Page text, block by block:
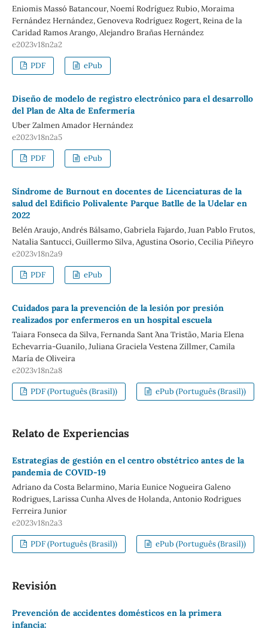
Eniomis Massó Batancour, Noemí Rodríguez Rubio, Moraima
Fernández Hernández, Genoveva Rodríguez Rogert, Reina de la
Caridad Ramos Arango, Alejandro Brañas Hernández
e2023v18n2a2
PDF ePub
Diseño de modelo de registro electrónico para el desarrollo
del Plan de Alta de Enfermería
Uber Zalmen Amador Hernández
e2023v18n2a5
PDF ePub
Síndrome de Burnout en docentes de Licenciaturas de la
salud del Edificio Polivalente Parque Batlle de la Udelar en
2022
Belén Araujo, Andrés Bálsamo, Gabriela Fajardo, Juan Pablo Frutos,
Natalia Santucci, Guillermo Silva, Agustina Osorio, Cecilia Piñeyro
e2023v18n2a9
PDF ePub
Cuidados para la prevención de la lesión por presión
realizados por enfermeros en un hospital escuela
Taiara Fonseca da Silva, Fernanda Sant ́Ana Tristão, Maria Elena
Echevarria-Guanilo, Juliana Graciela Vestena Zillmer, Camila
María de Oliveira
e2023v18n2a8
PDF (Português (Brasil)) ePub (Português (Brasil))
Relato de Experiencias
Estrategias de gestión en el centro obstétrico antes de la
pandemia de COVID-19
Adriano da Costa Belarmino, Maria Eunice Nogueira Galeno
Rodrigues, Larissa Cunha Alves de Holanda, Antonio Rodrigues
Ferreira Junior
e2023v18n2a3
PDF (Português (Brasil)) ePub (Português (Brasil))
Revisión
Prevención de accidentes domésticos en la primera
infancia: